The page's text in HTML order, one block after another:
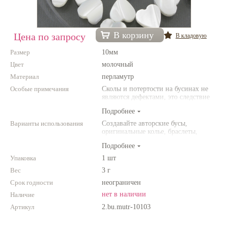
Нетемнеющая фурнитура
Всё для вышивки
Проволока
Каталог
Цена по запросу В корзину В кладовую
Размер
10мм
Цвет
молочный
Материал
перламутр
Особые примечания
Сколы и потертости на бусинах не
являются дефектами, это следствие
природного камня. Цвет и размер
товара может отличаться от
представленных на фото.
Подробнее
Варианты использования
Создавайте авторские бусы,
оригинальные колье, браслеты,
Комбинируйте различные цвета и
размеры. Фантазируйте!
Подробнее
Упаковка
1 шт
Вес
3 г
Срок годности
неограничен
Наличие
нет в наличии
Артикул
2.bu.mutr-10103